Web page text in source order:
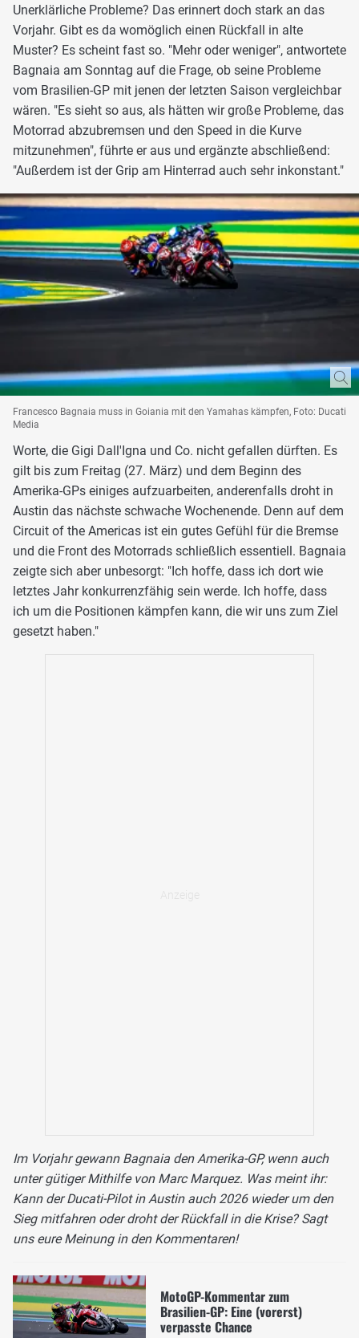
Unerklärliche Probleme? Das erinnert doch stark an das
Vorjahr. Gibt es da womöglich einen Rückfall in alte
Muster? Es scheint fast so. "Mehr oder weniger", antwortete
Bagnaia am Sonntag auf die Frage, ob seine Probleme
vom Brasilien-GP mit jenen der letzten Saison vergleichbar
wären. "Es sieht so aus, als hätten wir große Probleme, das
Motorrad abzubremsen und den Speed in die Kurve
mitzunehmen", führte er aus und ergänzte abschließend:
"Außerdem ist der Grip am Hinterrad auch sehr inkonstant."
Francesco Bagnaia muss in Goiania mit den Yamahas kämpfen, Foto: Ducati
Media
Worte, die Gigi Dall'Igna und Co. nicht gefallen dürften. Es
gilt bis zum Freitag (27. März) und dem Beginn des
Amerika-GPs einiges aufzuarbeiten, anderenfalls droht in
Austin das nächste schwache Wochenende. Denn auf dem
Circuit of the Americas ist ein gutes Gefühl für die Bremse
und die Front des Motorrads schließlich essentiell. Bagnaia
zeigte sich aber unbesorgt: "Ich hoffe, dass ich dort wie
letztes Jahr konkurrenzfähig sein werde. Ich hoffe, dass
ich um die Positionen kämpfen kann, die wir uns zum Ziel
gesetzt haben."
Im Vorjahr gewann Bagnaia den Amerika-GP, wenn auch
unter gütiger Mithilfe von Marc Marquez. Was meint ihr:
Kann der Ducati-Pilot in Austin auch 2026 wieder um den
Sieg mitfahren oder droht der Rückfall in die Krise? Sagt
uns eure Meinung in den Kommentaren!
MotoGP-Kommentar zum
Brasilien-GP: Eine (vorerst)
verpasste Chance